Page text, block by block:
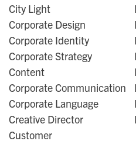
City Light
Corporate Design
Corporate Identity
Corporate Strategy
Content
Corporate Communication
Corporate Language
Creative Director
Customer